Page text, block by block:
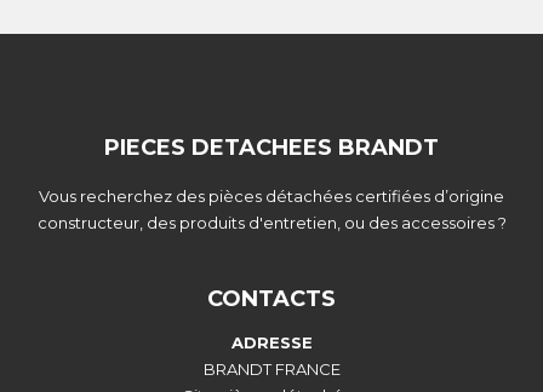
PIECES DETACHEES BRANDT
Vous recherchez des pièces détachées certifiées d’origine
constructeur, des produits d'entretien, ou des accessoires ?
CONTACTS
ADRESSE
BRANDT FRANCE